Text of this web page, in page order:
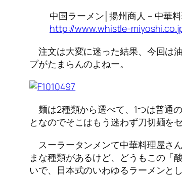
中国ラーメン│揚州商人 – 中華
http://www.whistle-
注文は大変に迷った結果、今回は
プがたまらんのよねー。
麺は2種類から選べて、1つは普通
となのでそこはもう迷わず刀切麺を
スーラータンメンて中華料理屋さ
まな種類があるけど、どうもこの「
いで、日本式のいわゆるラーメンと